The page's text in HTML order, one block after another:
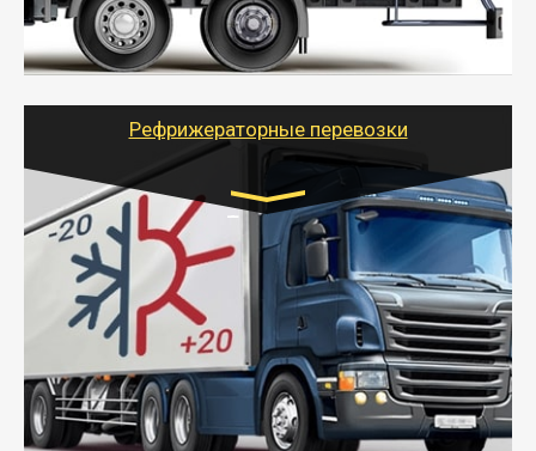
дешевле.
- Тайгер Логистик организует доставку
крупногабаритных и личных вещей по нужному
для погрузочно-разгрузочных работ при перевозке.
Рефрижераторные перевозки
Транспорт:
Газель (1,5 и 3 тонны), Бычок, Еврофура от 5 до
10 тонн
от 6000 руб.
- Рефрижераторные перевозки грузов с
соблюдением температурного режима, работающим
термописцем, санитарной обработкой кузова и мед.
книжкой у водителя.